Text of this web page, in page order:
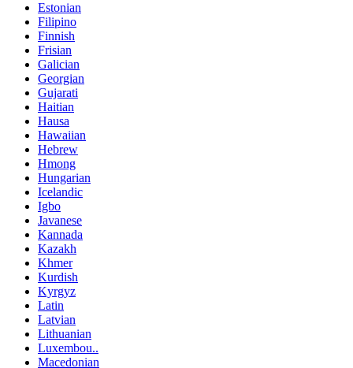
Estonian
Filipino
Finnish
Frisian
Galician
Georgian
Gujarati
Haitian
Hausa
Hawaiian
Hebrew
Hmong
Hungarian
Icelandic
Igbo
Javanese
Kannada
Kazakh
Khmer
Kurdish
Kyrgyz
Latin
Latvian
Lithuanian
Luxembou..
Macedonian